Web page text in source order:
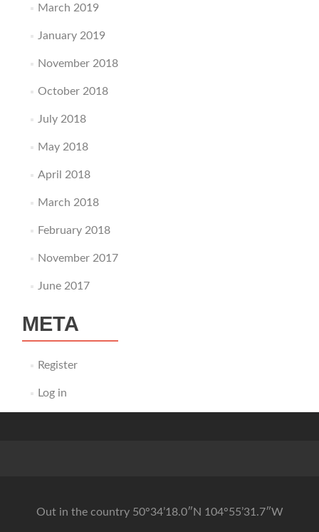
March 2019
January 2019
November 2018
October 2018
July 2018
May 2018
April 2018
March 2018
February 2018
November 2017
June 2017
META
Register
Log in
Out in the country 50°34’18.0″N 104°55’31.7″W